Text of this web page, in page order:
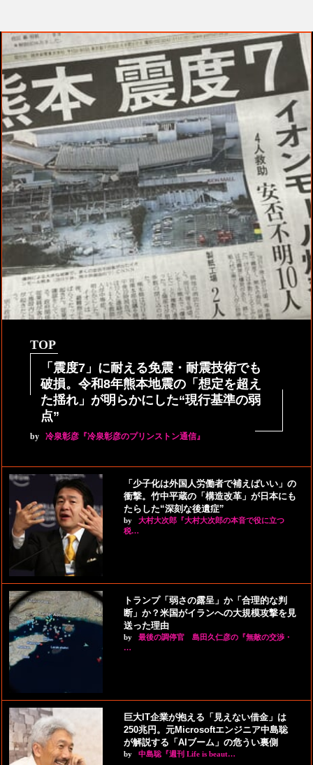
TOP
「震度7」に耐える免震・耐震技術でも
破損。令和8年熊本地震の「想定を超え
た揺れ」が明らかにした“現行基準の弱
点”
by 冷泉彰彦『冷泉彰彦のプリンストン通信』
「少子化は外国人労働者で補えばいい」の
衝撃。竹中平蔵の「構造改革」が日本にも
たらした“深刻な後遺症”
by
大村大次郎『大村大次郎の本音で役に立つ
税…
トランプ「弱さの露呈」か「合理的な判
断」か？米国がイランへの大規模攻撃を見
送った理由
by
最後の調停官 島田久仁彦の『無敵の交渉・
…
巨大IT企業が抱える「見えない借金」は
250兆円。元Microsoftエンジニア中島聡
が解説する「AIブーム」の危うい裏側
by 中島聡『週刊 Life is beaut…